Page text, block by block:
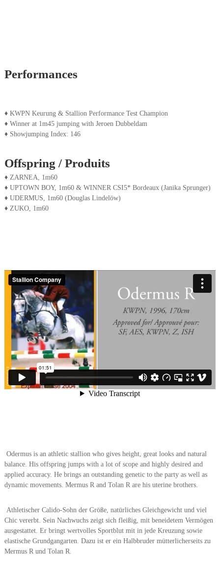
Performances
♦ KWPN Keurung & Stallion Performance Test Champion
♦ Winner at 1m45 jumping with Jeroen Dubbeldam
♦ Showjumping Index: 146
Offspring / Produits
♦ ZARNEA, 1m60
♦ UPTOWN BOY, 1m60 & WINNER CSI5* Bordeaux (Janika Sprunger)
♦ UDERMUS, 1m60 (Douglas Lindelöw)
♦ ZUKO, 1m60
Odermus is an athletic stallion who gives height, great looks and natural
balance. His offspring jumps with a lot of scope and highly desired and
applied accuracy. He brings an outstanding genetic to the party as well as
dynamic movements. Mermus R and Tolan R are his uterine brothers.
Athletischer Calido-Sohn der Größe, natürliches Gleichgewicht und viel
Chic vererbt. Sein Nachwuchs zeigt sich fleißig, mit beneidetem Vermögen
ausgestattet. Er bringt wertvolles Sportblut mit in jede Kreuzung sowie
elastische Grundgangarten. Dazu ist er ein Halbbruder mütterlicherseits zu
Mermus R und Tolan R.